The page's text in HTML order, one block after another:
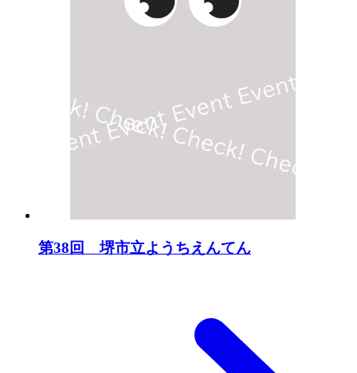
第38回 堺市立ようちえんてん